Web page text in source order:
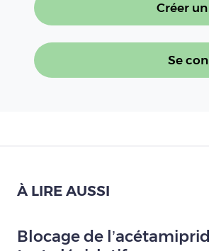
Créer
Se
À LIRE AUSSI
Blocage de